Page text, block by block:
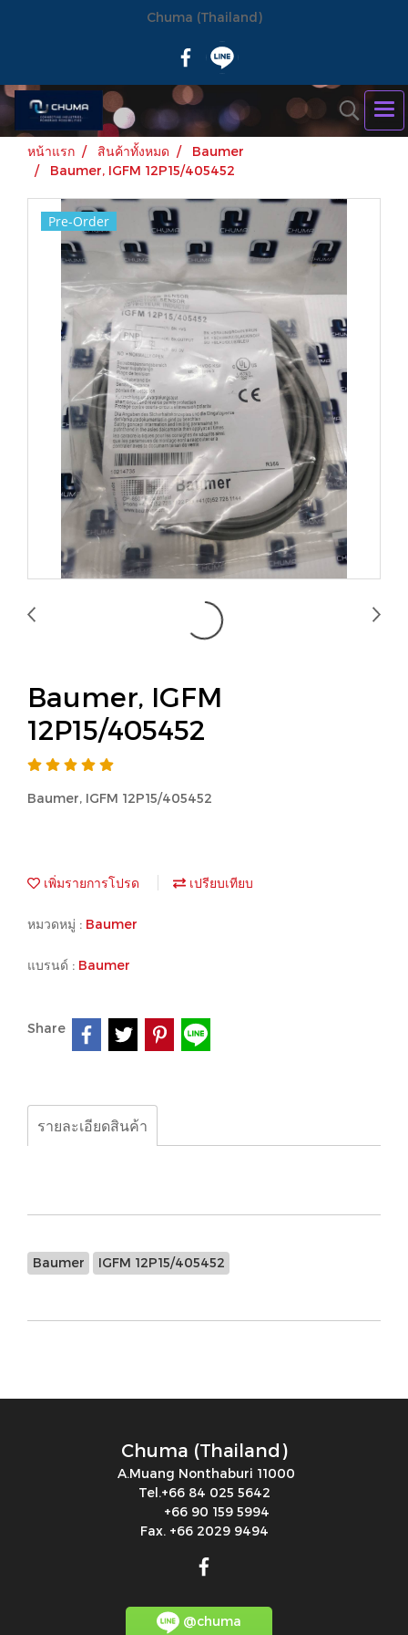
Chuma (Thailand)
หน้าแรก สินค้าทั้งหมด
Baumer
Baumer, IGFM 12P15/405452
Pre-Order
Baumer, IGFM
12P15/405452
Baumer, IGFM 12P15/405452
เพิ่มรายการโปรด เปรียบเทียบ
หมวดหมู่ : Baumer
แบรนด์ : Baumer
Share
รายละเอียดสินค้า
Baumer IGFM 12P15/405452
Chuma (Thailand)
A.Muang Nonthaburi 11000
Tel.+66 84 025 5642
+66 90 159 5994
Fax. +66 2029 9494
@chuma